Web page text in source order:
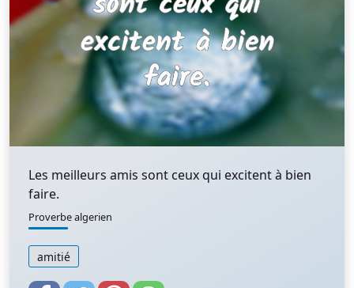
Les meilleurs amis sont ceux qui excitent à bien
faire.
Proverbe algerien
amitié